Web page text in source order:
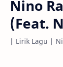
Nino
(Feat.
| Lirik Lagu |